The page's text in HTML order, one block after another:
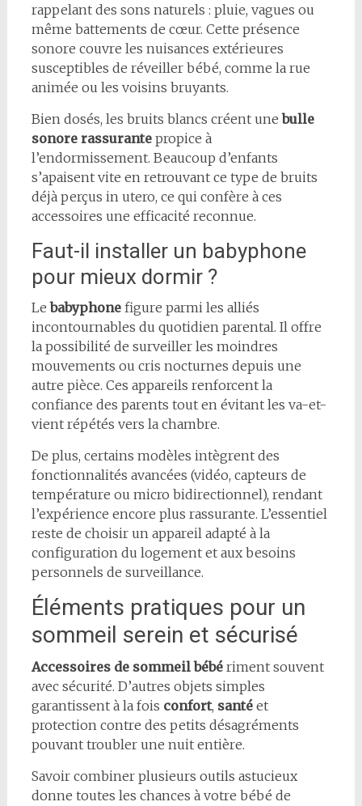
rappelant des sons naturels : pluie, vagues ou
même battements de cœur. Cette présence
sonore couvre les nuisances extérieures
susceptibles de réveiller bébé, comme la rue
animée ou les voisins bruyants.
Bien dosés, les bruits blancs créent unebulle
sonore rassurantepropice à
l’endormissement. Beaucoup d’enfants
s’apaisent vite en retrouvant ce type de bruits
déjà perçus in utero, ce qui confère à ces
accessoires une efficacité reconnue.
Faut-il installer un babyphone
pour mieux dormir ?
Lebabyphonefigure parmi les alliés
incontournables du quotidien parental. Il offre
la possibilité de surveiller les moindres
mouvements ou cris nocturnes depuis une
autre pièce. Ces appareils renforcent la
confiance des parents tout en évitant les va-et-
vient répétés vers la chambre.
De plus, certains modèles intègrent des
fonctionnalités avancées (vidéo, capteurs de
température ou micro bidirectionnel), rendant
l’expérience encore plus rassurante. L’essentiel
reste de choisir un appareil adapté à la
configuration du logement et aux besoins
personnels de surveillance.
Éléments pratiques pour un
sommeil serein et sécurisé
Accessoires de sommeil bébériment souvent
avec sécurité. D’autres objets simples
garantissent à la fois confort, santéet
protection contre des petits désagréments
pouvant troubler une nuit entière.
Savoir combiner plusieurs outils astucieux
donne toutes les chances à votre bébé de